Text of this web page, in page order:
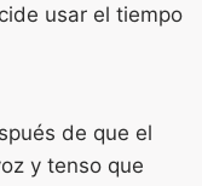
usar el tiempo
de que el
y tenso que